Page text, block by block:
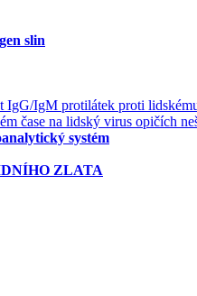
slin
IgG/IgM protilátek proti
čase na lidský virus opičích
systém
ZLATA